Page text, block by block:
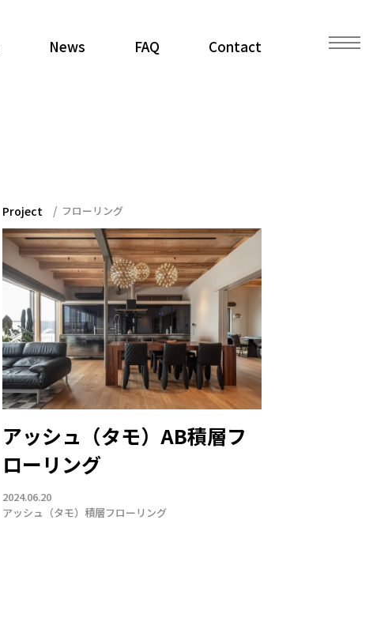
News FAQ Contact
Project フローリング
アッシュ（タモ）AB積層フ
ローリング
2024.06.20
アッシュ（タモ）積層フローリング